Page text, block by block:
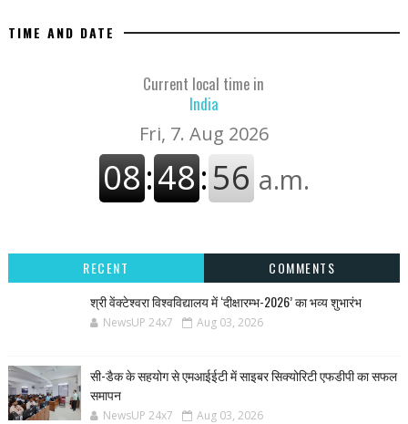
TIME AND DATE
Current local time in
India
RECENT
COMMENTS
श्री वेंक्टेश्वरा विश्वविद्यालय में ‘दीक्षारम्भ-2026’ का भव्य शुभारंभ
NewsUP 24x7 Aug 03, 2026
सी-डैक के सहयोग से एमआईईटी में साइबर सिक्योरिटी एफडीपी का सफल
समापन
NewsUP 24x7 Aug 03, 2026